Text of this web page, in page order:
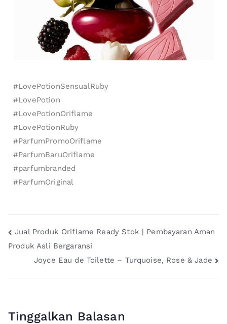
#LovePotionSensualRuby
#LovePotion
#LovePotionOriflame
#LovePotionRuby
#ParfumPromoOriflame
#ParfumBaruOriflame
#parfumbranded
#ParfumOriginal
Jual Produk Oriflame Ready Stok | Pembayaran Aman
Produk Asli Bergaransi
Joyce Eau de Toilette – Turquoise, Rose & Jade
Tinggalkan Balasan